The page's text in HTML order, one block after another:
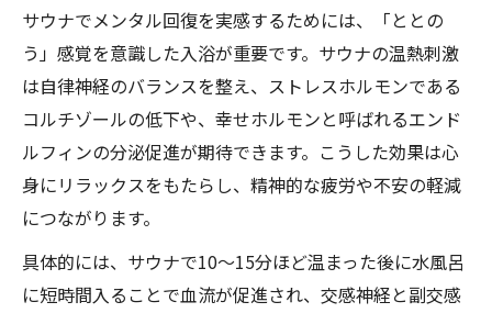
サウナでメンタル回復を実感するためには、「ととの
う」感覚を意識した入浴が重要です。サウナの温熱刺激
は自律神経のバランスを整え、ストレスホルモンである
コルチゾールの低下や、幸せホルモンと呼ばれるエンド
ルフィンの分泌促進が期待できます。こうした効果は心
身にリラックスをもたらし、精神的な疲労や不安の軽減
につながります。
具体的には、サウナで10〜15分ほど温まった後に水風呂
に短時間入ることで血流が促進され、交感神経と副交感